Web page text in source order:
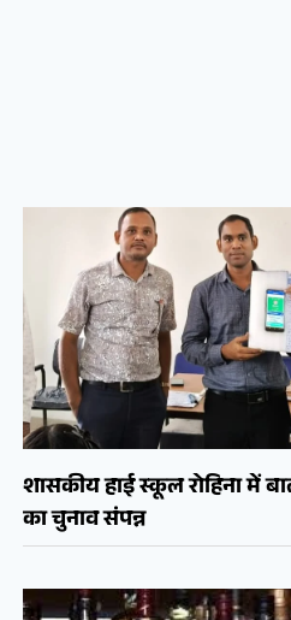
शासकीय हाई स्कूल रोहिना में
का चुनाव संपन्न